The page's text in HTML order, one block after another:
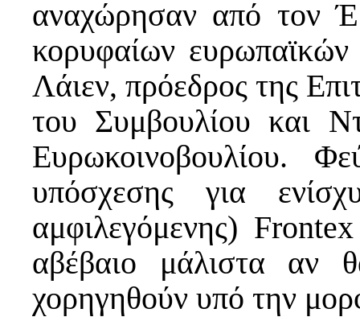
αναχώρησαν από τον
κορυφαίων
Λάιεν, πρόεδρος της
του Συμβουλίου και
Ευρωκοινοβουλίου.
υπόσχεσης για
αμφιλεγόμενης)
αβέβαιο μάλιστα
χορηγηθούν υπό την